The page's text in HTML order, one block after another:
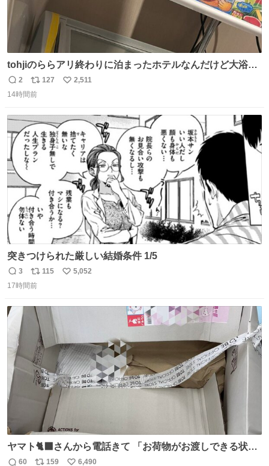
tohjiのららアリ終わりに泊まったホテルなんだけど大浴場
にアイス置いてあって バニラがこれだった 粋な計らいあり
がとう
返
信
2
リ
ポ
ト
数
127
い
数
2,511
14時間前
突きつけられた厳しい結婚条件 1/5
返
信
3
リ
ポ
ト
115
い
5,052
17時間前
ヤマト🐈‍⬛さんから電話きて 「お荷物がお渡しできる状況
でない程潰れてまして」って えっ😳 見に行くとこの状態
60 159 6,490